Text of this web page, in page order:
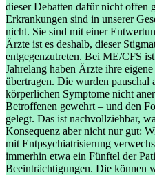
dieser Debatten dafür nicht offen
Erkrankungen sind in unserer
nicht. Sie sind mit einer
Ärzte ist es deshalb, dieser
entgegenzutreten. Bei ME/CFS
Jahrelang haben Ärzte ihre
übertragen. Die wurden pauschal
körperlichen Symptome nicht
Betroffenen gewehrt – und den
gelegt. Das ist nachvollziehbar,
Konsequenz aber nicht nur gut:
mit Entpsychiatrisierung
immerhin etwa ein Fünftel der
Beeinträchtigungen. Die können